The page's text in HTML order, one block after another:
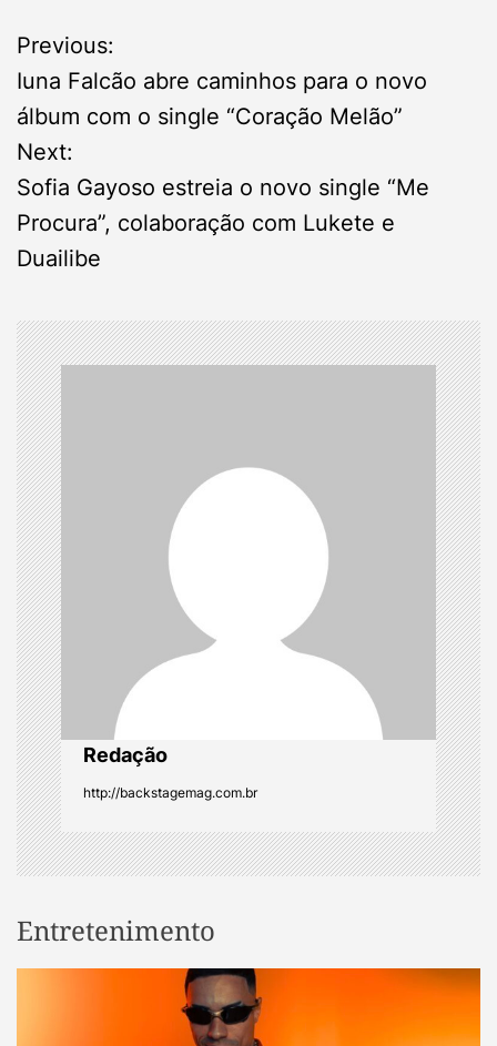
P
o
s
t
n
a
v
i
g
a
t
i
o
n
Previous:
Iuna Falcão abre caminhos para o novo
álbum com o single “Coração Melão”
Next:
Sofia Gayoso estreia o novo single “Me
Procura”, colaboração com Lukete e
Duailibe
Redação
http://backstagemag.com.br
Entretenimento